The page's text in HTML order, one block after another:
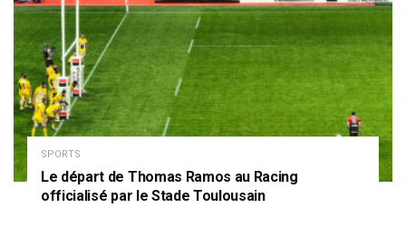
SPORTS
Le départ de Thomas Ramos au Racing
officialisé par le Stade Toulousain